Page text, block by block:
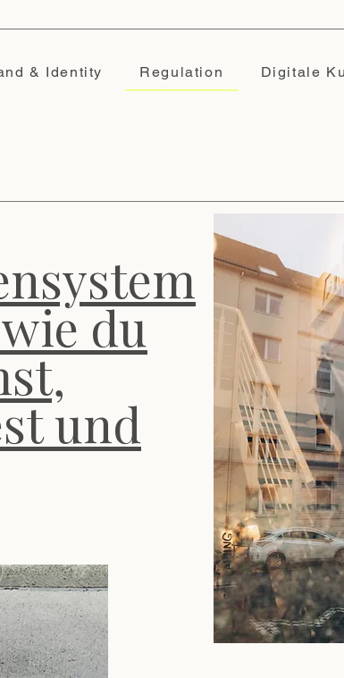
& Identity Regulation Digitale
du
und